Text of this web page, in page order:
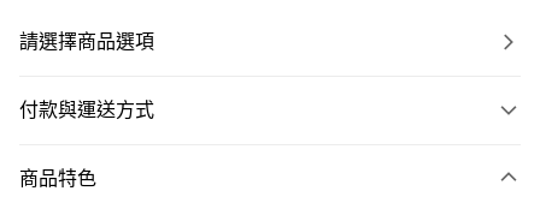
請選擇商品選項
付款與運送方式
信用卡一次付款
商品特色